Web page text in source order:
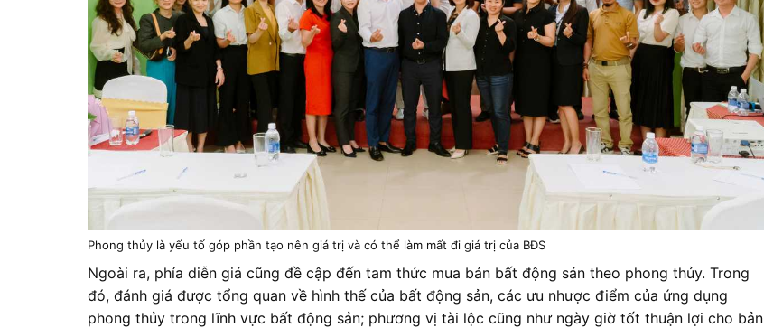
Phong thủy là yếu tố góp phần tạo nên giá trị và có thể làm mất đi giá trị của BĐS
Ngoài ra, phía diễn giả cũng đề cập đến tam thức mua bán bất động sản theo phong thủy. Trong
đó, đánh giá được tổng quan về hình thế của bất động sản, các ưu nhược điểm của ứng dụng
phong thủy trong lĩnh vực bất động sản; phương vị tài lộc cũng như ngày giờ tốt thuận lợi cho bản